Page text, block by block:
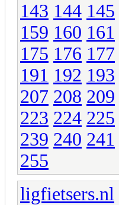
143 144 145
159 160 161
175 176 177
191 192 193
207 208 209
223 224 225
239 240 241
255
ligfietsers.nl